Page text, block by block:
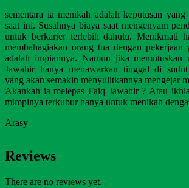
sementara ia menikah adalah keputusan
saat ini. Susahnya biaya saat mengenyam
untuk berkarier terlebih dahulu. Menikmati
membahagiakan orang tua dengan
adalah impiannya. Namun jika memutuskan
Jawahir hanya menawarkan tinggal di sudut
yang akan semakin menyulitkannya mengejar
Akankah ia melepas Faiq Jawahir ? Atau
mimpinya terkubur hanya untuk menikah
Arasy
Reviews
There are no reviews yet.